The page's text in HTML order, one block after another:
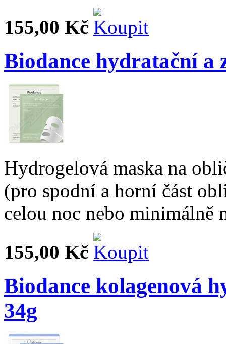
155,00 Kč
Biodance hydratační
Hydrogelová maska na
(pro spodní a horní část
celou noc nebo minimálně
155,00 Kč
Biodance kolagenová
34g